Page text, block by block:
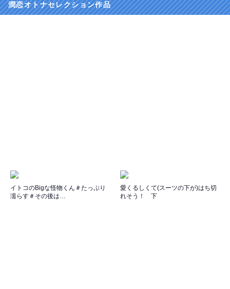
潤恋オトナセレクション作品
イトコのBigな怪物くん＃たっぷり
濡らす＃その後は…
愛くるしくて(スーツの下が)はち切
れそう！ 下